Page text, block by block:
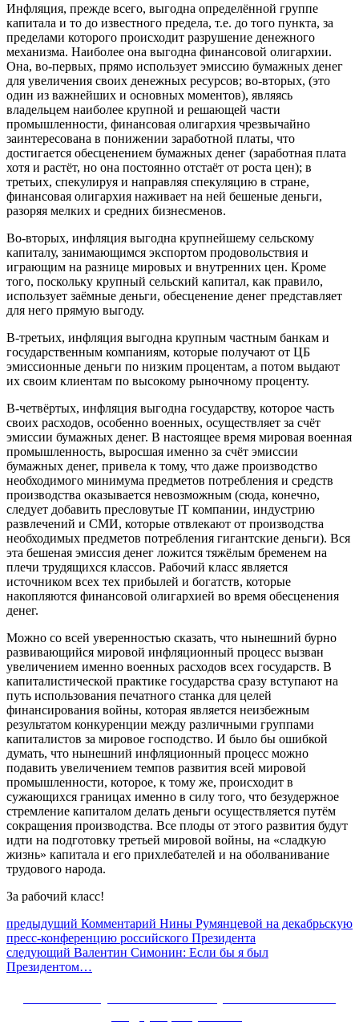
Инфляция, прежде всего, выгодна определённой группе
капитала и то до известного предела, т.е. до того пункта, за
пределами которого происходит разрушение денежного
механизма. Наиболее она выгодна финансовой олигархии.
Она, во-первых, прямо использует эмиссию бумажных денег
для увеличения своих денежных ресурсов; во-вторых, (это
один из важнейших и основных моментов), являясь
владельцем наиболее крупной и решающей части
промышленности, финансовая олигархия чрезвычайно
заинтересована в понижении заработной платы, что
достигается обесценением бумажных денег (заработная плата
хотя и растёт, но она постоянно отстаёт от роста цен); в
третьих, спекулируя и направляя спекуляцию в стране,
финансовая олигархия наживает на ней бешеные деньги,
разоряя мелких и средних бизнесменов.
Во-вторых, инфляция выгодна крупнейшему сельскому
капиталу, занимающимся экспортом продовольствия и
играющим на разнице мировых и внутренних цен. Кроме
того, поскольку крупный сельский капитал, как правило,
использует заёмные деньги, обесценение денег представляет
для него прямую выгоду.
В-третьих, инфляция выгодна крупным частным банкам и
государственным компаниям, которые получают от ЦБ
эмиссионные деньги по низким процентам, а потом выдают
их своим клиентам по высокому рыночному проценту.
В-четвёртых, инфляция выгодна государству, которое часть
своих расходов, особенно военных, осуществляет за счёт
эмиссии бумажных денег. В настоящее время мировая военная
промышленность, выросшая именно за счёт эмиссии
бумажных денег, привела к тому, что даже производство
необходимого минимума предметов потребления и средств
производства оказывается невозможным (сюда, конечно,
следует добавить пресловутые IT компании, индустрию
развлечений и СМИ, которые отвлекают от производства
необходимых предметов потребления гигантские деньги). Вся
эта бешеная эмиссия денег ложится тяжёлым бременем на
плечи трудящихся классов. Рабочий класс является
источником всех тех прибылей и богатств, которые
накопляются финансовой олигархией во время обесценения
денег.
Можно со всей уверенностью сказать, что нынешний бурно
развивающийся мировой инфляционный процесс вызван
увеличением именно военных расходов всех государств. В
капиталистической практике государства сразу вступают на
путь использования печатного станка для целей
финансирования войны, которая является неизбежным
результатом конкуренции между различными группами
капиталистов за мировое господство. И было бы ошибкой
думать, что нынешний инфляционный процесс можно
подавить увеличением темпов развития всей мировой
промышленности, которое, к тому же, происходит в
сужающихся границах именно в силу того, что безудержное
стремление капиталом делать деньги осуществляется путём
сокращения производства. Все плоды от этого развития будут
идти на подготовку третьей мировой войны, на «сладкую
жизнь» капитала и его прихлебателей и на оболванивание
трудового народа.
За рабочий класс!
Навигация
по
записям
предыдущий Предыдущий
пост:
Комментарий Нины Румянцевой на декабрьскую
пресс-конференцию российского Президента
следующий Следующее
сообщение:
Валентин Симонин: Если бы я был
Президентом…